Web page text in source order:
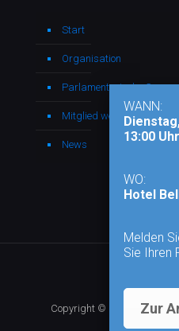
Start
Organisation
Parlamentarische
Mitglied werden
News
Copyright © 2026 - Alle
WANN:
13:00 Uhr
WO:
Hotel
Melden
Sie Ihren
Zur